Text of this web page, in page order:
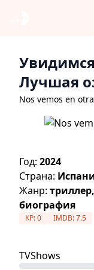
Лучшая
Nos vemos en
Год: 2024
Страна:
Жанр:
биография
KP:0 IMDB:7.5
TVShows